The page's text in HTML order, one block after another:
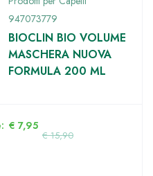
947073779
BIOCLIN BIO VOLUME
MASCHERA NUOVA
FORMULA 200 ML
€15,90
€ 7,95